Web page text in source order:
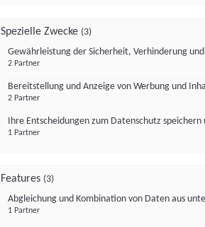
Spezielle Zwecke (3)
Gewährleistung der Sicherheit, Verhinderung
2 Partner
Bereitstellung und Anzeige von Werbung und
2 Partner
Ihre Entscheidungen zum Datenschutz
1 Partner
Features (3)
Abgleichung und Kombination von Daten aus
1 Partner